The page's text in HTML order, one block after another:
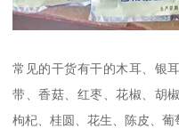
常见的干货有干的木耳、银
带、香菇、红枣、花椒、胡
枸杞、桂圆、花生、陈皮、葡